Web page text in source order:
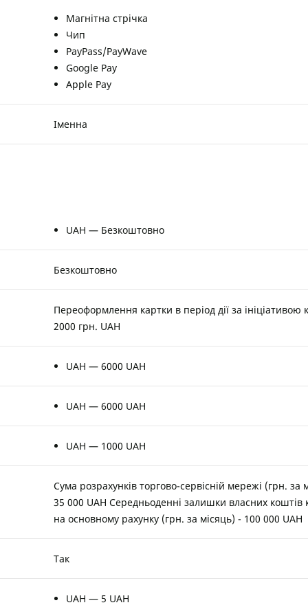
Магнітна стрічка
Чип
PayPass/PayWave
Google Pay
Apple Pay
Іменна
UAH — Безкоштовно
Безкоштовно
Переоформлення картки в період дії за ініціативою
2000 грн. UAH
UAH — 6000 UAH
UAH — 6000 UAH
UAH — 1000 UAH
Сума розрахунків торгово-сервісній мережі (грн. за
35 000 UAH Середньоденні залишки власних коштів
на основному рахунку (грн. за місяць) - 100 000 UAH
Так
UAH — 5 UAH